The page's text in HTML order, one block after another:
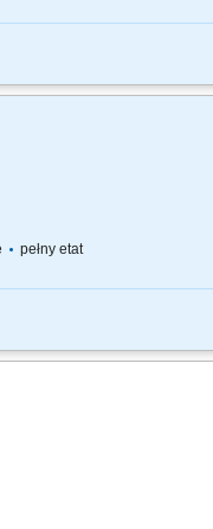
prowadzenie procesu
pełny etat
obsługa maszyn CNC 4-